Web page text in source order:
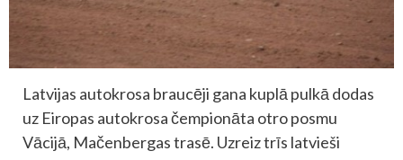
Latvijas autokrosa braucēji gana kuplā pulkā dodas
uz Eiropas autokrosa čempionāta otro posmu
Vācijā, Mačenbergas trasē. Uzreiz trīs latvieši